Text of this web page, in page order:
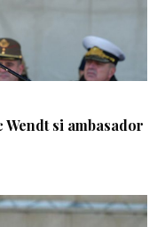
si ambasador